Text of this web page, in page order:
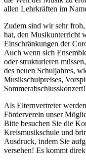
allen Lehrkräften im
Zudem sind wir sehr
hat, den Musikunterricht
Einschränkungen der
Auch wenn sich
oder strukturieren
des neuen Schuljahres,
Musikschulpreises,
Sommerabschlusskonzert!
Als Elternvertreter
Förderverein unser
Bitte besuchen Sie die
Kreismusikschule und
Ausdruck, indem Sie
versehen! Es kommt